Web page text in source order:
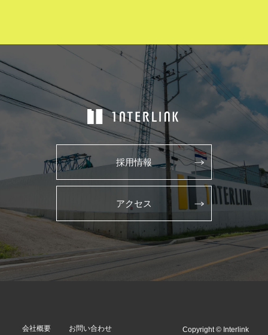
採用情報
アクセス
会社概要 お問い合わせ Copyright © Interlink